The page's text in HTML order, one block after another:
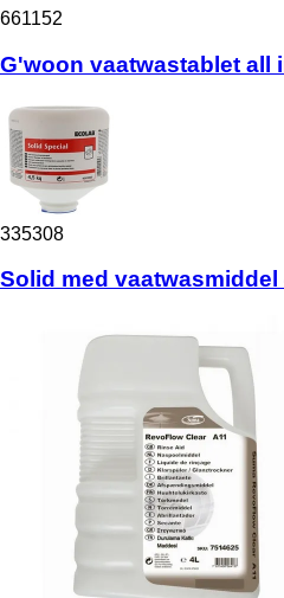
661152
G'woon vaatwastablet all
335308
Solid med vaatwasmiddel